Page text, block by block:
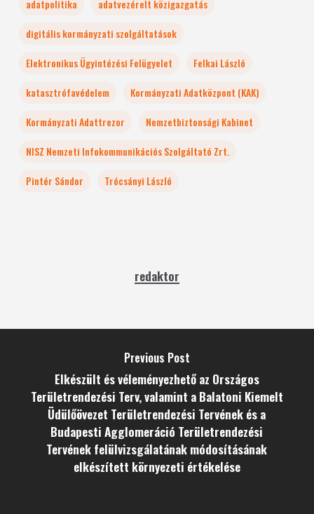
adatpolitika
adatvezérelt közigazgatás
digitális kormányzati szolgáltatások
Elektronikus Ügyintézési Felügyelet
Felkai László
katasztrófavédelem
Kormányzati Adatközpont (KAK)
Kormányzati Adattrezor
Nemzetbiztonsági Kabinet
NISZ Nemzeti Infokommunikációs Szolgáltató Zrt.
Pintér Sándor
Trócsányi László
redaktor
Previous Post
Elkészült és véleményezhető az Országos
Területrendezési Terv, valamint a Balatoni Kiemelt
Üdülőövezet Területrendezési Tervének és a
Budapesti Agglomeráció Területrendezési
Tervének felülvizsgálatának módosításának
elkészített környezeti értékelése